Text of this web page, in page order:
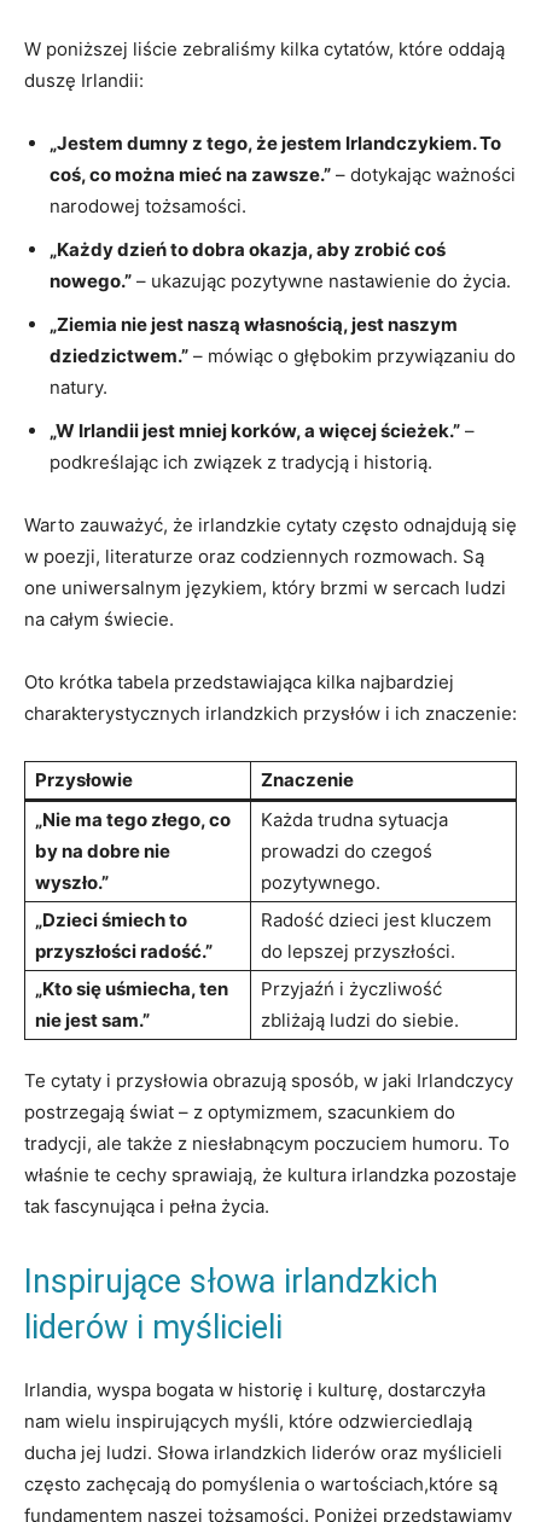
W poniższej liście zebraliśmy kilka cytatów, które oddają
duszę Irlandii:
„Jestem dumny z tego, że jestem Irlandczykiem. To
coś, co można mieć na zawsze.” – dotykając ważności
narodowej tożsamości.
„Każdy dzień to dobra okazja, aby zrobić coś
nowego.” – ukazując pozytywne nastawienie do życia.
„Ziemia nie jest naszą własnością, jest naszym
dziedzictwem.” – mówiąc o głębokim przywiązaniu do
natury.
„W Irlandii jest mniej korków, a więcej ścieżek.” –
podkreślając ich związek z tradycją i historią.
Warto zauważyć, że irlandzkie cytaty często odnajdują się
w poezji, literaturze oraz codziennych rozmowach. Są
one uniwersalnym językiem, który brzmi w sercach ludzi
na całym świecie.
Oto krótka tabela przedstawiająca kilka najbardziej
charakterystycznych irlandzkich przysłów i ich znaczenie:
Przysłowie
Znaczenie
„Nie ma tego złego, co
by na dobre nie
wyszło.”
Każda trudna sytuacja
prowadzi do czegoś
pozytywnego.
„Dzieci śmiech to
przyszłości radość.”
Radość dzieci jest kluczem
do lepszej przyszłości.
„Kto się uśmiecha, ten
nie jest sam.”
Przyjaźń i życzliwość
zbliżają ludzi do siebie.
Te cytaty i przysłowia obrazują sposób, w jaki Irlandczycy
postrzegają świat – z optymizmem, szacunkiem do
tradycji, ale także z niesłabnącym poczuciem humoru. To
właśnie te cechy sprawiają, że kultura irlandzka pozostaje
tak fascynująca i pełna życia.
Inspirujące słowa irlandzkich
liderów i myślicieli
Irlandia, wyspa bogata w historię i kulturę, dostarczyła
nam wielu inspirujących myśli, które odzwierciedlają
ducha jej ludzi. Słowa irlandzkich liderów oraz myślicieli
często zachęcają do pomyślenia o wartościach,które są
fundamentem naszej tożsamości. Poniżej przedstawiamy